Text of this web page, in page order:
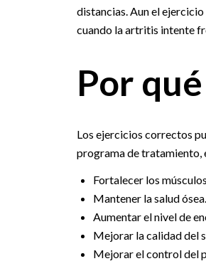
distancias. Aun el
cuando la artritis intente
Por
Los ejercicios correctos
programa de tratamiento,
Fortalecer los
Mantener la salud ósea.
Aumentar el nivel de
Mejorar la calidad del
Mejorar el control del